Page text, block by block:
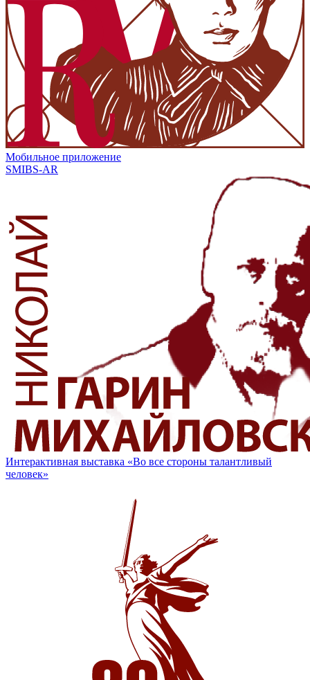
Мобильное приложение
SMIBS-AR
Интерактивная выставка «Во все стороны талантливый
человек»